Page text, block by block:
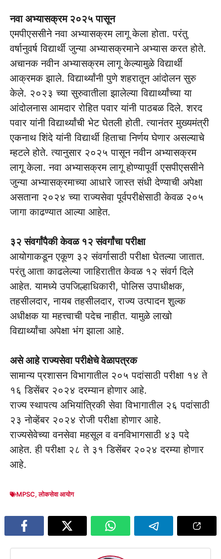
नवा अभ्यासक्रम २०२५ पासून
एमपीएससीने नवा अभ्यासक्रम लागू केला होता. परंतु
वर्षानुवर्ष विद्यार्थी जुन्या अभ्यासक्रमाने अभ्यास करत होते.
अचानक नवीन अभ्यासक्रम लागू केल्यामुळे विद्यार्थी
आक्रमक झाले. विद्यार्थ्यांनी पुणे शहरातून आंदोलन सुरु
केले. २०२३ च्या सुरुवातीला झालेल्या विद्यार्थ्यांच्या या
आंदोलनास आमदार रोहित पवार यांनी पाठबळ दिले. शरद
पवार यांनी विद्यार्थ्यांची भेट घेतली होती. त्यानंतर मुख्यमंत्री
एकनाथ शिंदे यांनी विद्यार्थी हिताचा निर्णय घेणार असल्याचे
म्हटले होते. त्यानुसार २०२५ पासून नवीन अभ्यासक्रम
लागू केला. नवा अभ्यासक्रम लागू होण्यापूर्वी एसपीएससीने
जुन्या अभ्यासक्रमाच्या आधारे जास्त संधी देण्याची अपेक्षा
असताना २०२४ च्या राज्यसेवा पूर्वपरीक्षेसाठी केवळ २०५
जागा काढण्यात आल्या आहेत.
३२ संवर्गांपैकी केवळ १२ संवर्गांचा परीक्षा
आयोगाकडून एकूण ३२ संवर्गासाठी परीक्षा घेतल्या जातात.
परंतु आता काढलेल्या जाहिरातीत केवळ १२ संवर्ग दिले
आहेत. यामध्ये उपजिल्हाधिकारी, पोलिस उपाधीक्षक,
तहसीलदार, नायब तहसीलदार, राज्य उत्पादन शुल्क
अधीक्षक या महत्त्वाची पदेच नाहीत. यामुळे लाखो
विद्यार्थ्यांचा अपेक्षा भंग झाला आहे.
असे आहे राज्यसेवा परीक्षेचे वेळापत्रक
सामान्य प्रशासन विभागातील २०५ पदांसाठी परीक्षा १४ ते
१६ डिसेंबर २०२४ दरम्यान होणार आहे.
राज्य स्थापत्य अभियांत्रिकी सेवा विभागातील २६ पदांसाठी
२३ नोव्हेंबर २०२४ रोजी परीक्षा होणार आहे.
राज्यसेवेच्या वनसेवा महसूल व वनविभागसाठी ४३ पदे
आहेत. ही परीक्षा २८ ते ३१ डिसेंबर २०२४ दरम्या होणार
आहे.
MPSC,लोकसेवा आयोग